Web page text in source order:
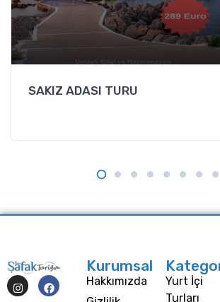
SAKIZ ADASI TURU
Kurumsal
Hakkımızda
Yurt İçi
Turları